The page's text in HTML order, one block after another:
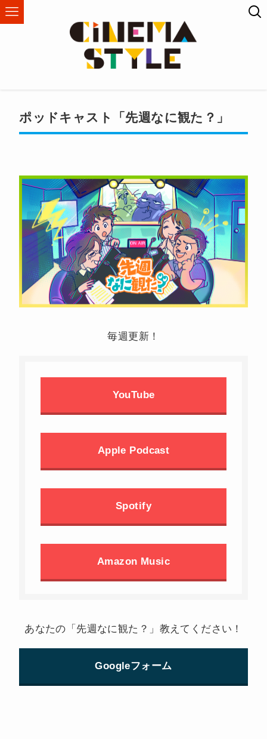
ポッドキャスト「先週なに観た？」
毎週更新！
YouTube
Apple Podcast
Spotify
Amazon Music
あなたの「先週なに観た？」教えてください！
Googleフォーム